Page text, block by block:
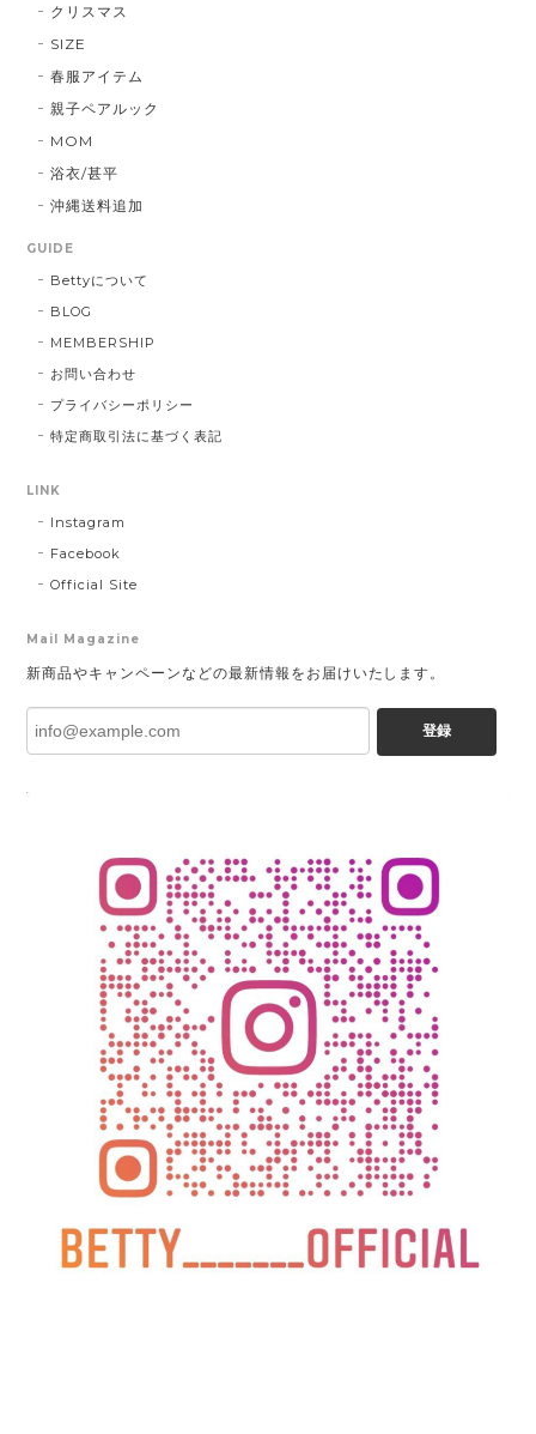
クリスマス
SIZE
春服アイテム
親子ペアルック
MOM
浴衣/甚平
沖縄送料追加
GUIDE
Bettyについて
BLOG
MEMBERSHIP
お問い合わせ
プライバシーポリシー
特定商取引法に基づく表記
LINK
Instagram
Facebook
Official Site
Mail Magazine
新商品やキャンペーンなどの最新情報をお届けいたします。
登録